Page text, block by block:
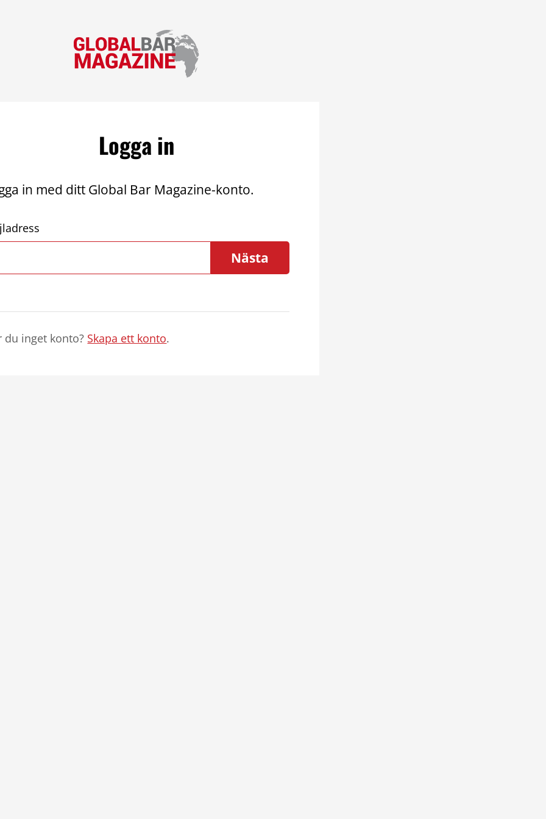
Logga in
in med ditt Global Bar Magazine-konto.
Nästa
du inget konto? Skapa ett konto.